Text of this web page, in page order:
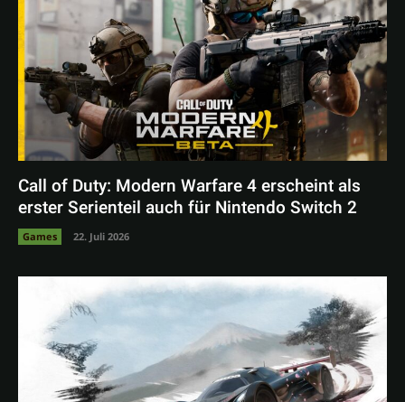
Call of Duty: Modern Warfare 4 erscheint als
erster Serienteil auch für Nintendo Switch 2
Games 22. Juli 2026